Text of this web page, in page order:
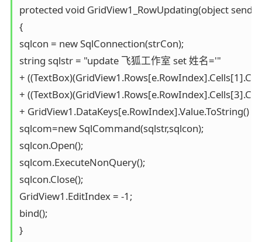
protected void GridView1_RowUpdating(object
{
sqlcon = new SqlConnection(strCon);
string sqlstr = "update 飞狐工作室 set 姓名='"
+
+
+ GridView1.DataKeys[e.RowIndex].Value.ToString() +
sqlcom=new SqlCommand(sqlstr,sqlcon);
sqlcon.Open();
sqlcom.ExecuteNonQuery();
sqlcon.Close();
GridView1.EditIndex = -1;
bind();
}